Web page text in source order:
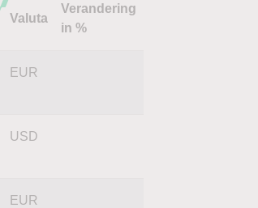
Valuta
Verandering
in %
EUR
USD
EUR